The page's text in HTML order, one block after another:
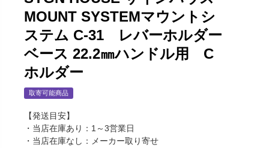
MOUNT SYSTEMマウントシ
ステム C-31 レバーホルダー
ベース 22.2㎜ハンドル用 C
ホルダー
取寄可能商品
【発送目安】
・当店在庫あり：1～3営業日
・当店在庫なし：メーカー取り寄せ